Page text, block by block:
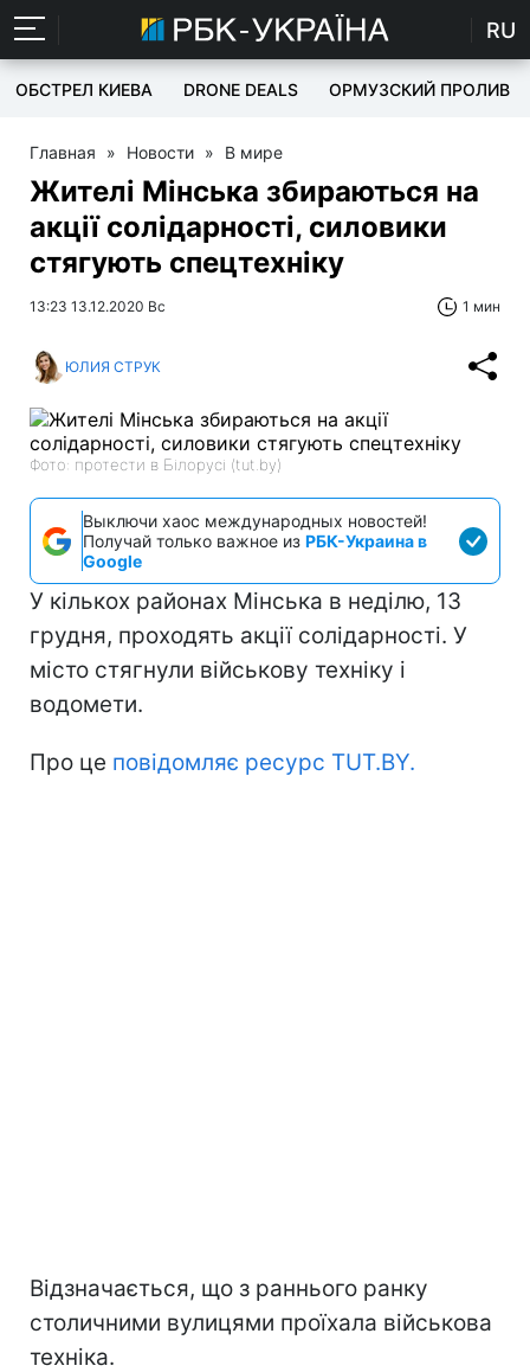
RU
ОБСТРЕЛ КИЕВА DRONE DEALS ОРМУЗСКИЙ ПРОЛИВ
Главная » Новости » В мире
Жителі Мінська збираються на
акції солідарності, силовики
стягують спецтехніку
13:23 13.12.2020 Вс 1 мин
ЮЛИЯ СТРУК
Фото: протести в Білорусі (tut.by)
Выключи хаос международных новостей!
Получай только важное из РБК-Украина в
Google
У кількох районах Мінська в неділю, 13
грудня, проходять акції солідарності. У
місто стягнули військову техніку і
водомети.
Про це повідомляє ресурс TUT.BY.
Відзначається, що з раннього ранку
столичними вулицями проїхала військова
техніка.